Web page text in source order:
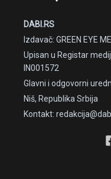
DABI.RS
Izdavač: GREEN EYE
Upisan u Registar
IN001572
Glavni i odgovorni
Niš, Republika Srbija
Kontakt: